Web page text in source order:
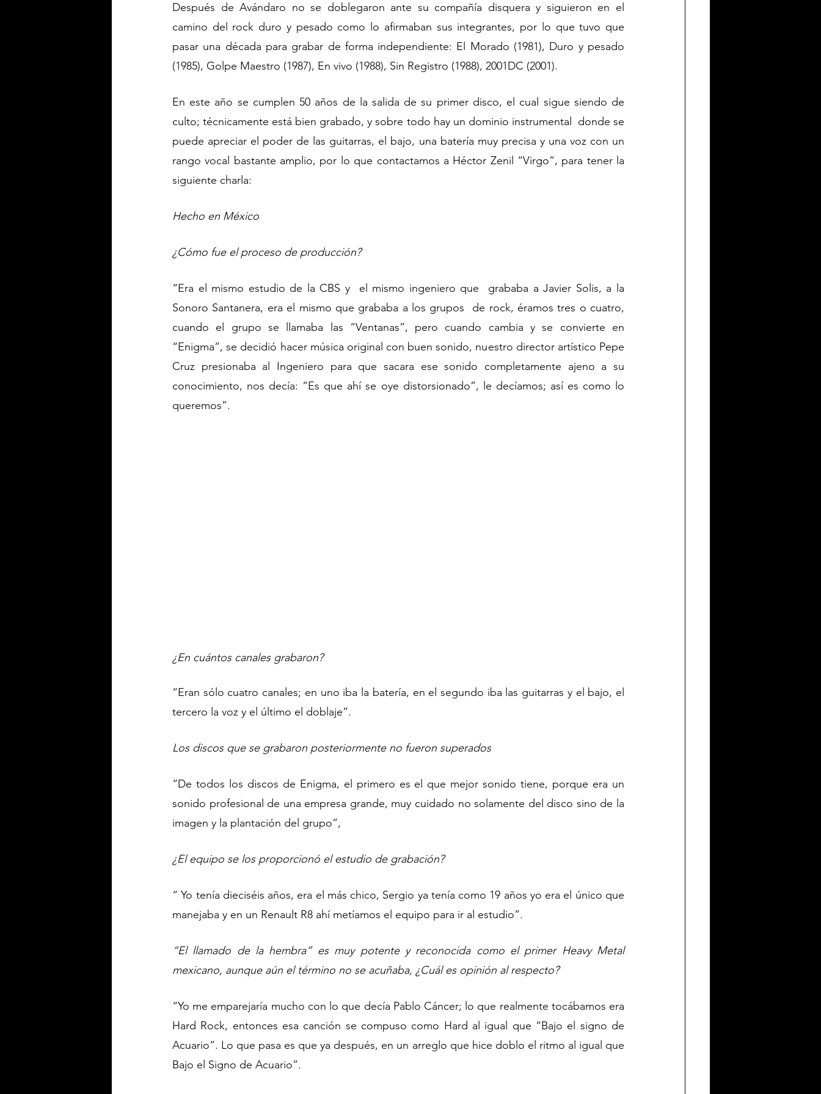
Después de Avándaro no se doblegaron ante su compañía disquera y siguieron en el
camino del rock duro y pesado como lo afirmaban sus integrantes, por lo que tuvo que
pasar una década para grabar de forma independiente: El Morado (1981), Duro y pesado
(1985), Golpe Maestro (1987), En vivo (1988), Sin Registro (1988), 2001DC (2001).
En este año se cumplen 50 años de la salida de su primer disco, el cual sigue siendo de
culto; técnicamente está bien grabado, y sobre todo hay un dominio instrumental  donde se
puede apreciar el poder de las guitarras, el bajo, una batería muy precisa y una voz con un
rango vocal bastante amplio, por lo que contactamos a Héctor Zenil “Virgo”, para tener la
siguiente charla:
Hecho en México
¿Cómo fue el proceso de producción?
“Era el mismo estudio de la CBS y  el mismo ingeniero que  grababa a Javier Solis, a la
Sonoro Santanera, era el mismo que grababa a los grupos  de rock, éramos tres o cuatro,
cuando el grupo se llamaba las “Ventanas”, pero cuando cambia y se convierte en
“Enigma”, se decidió hacer música original con buen sonido, nuestro director artístico Pepe
Cruz presionaba al Ingeniero para que sacara ese sonido completamente ajeno a su
conocimiento, nos decía: “Es que ahí se oye distorsionado”, le decíamos; así es como lo
queremos”.
¿En cuántos canales grabaron?
“Eran sólo cuatro canales; en uno iba la batería, en el segundo iba las guitarras y el bajo, el
tercero la voz y el último el doblaje”.
Los discos que se grabaron posteriormente no fueron superados
“De todos los discos de Enigma, el primero es el que mejor sonido tiene, porque era un
sonido profesional de una empresa grande, muy cuidado no solamente del disco sino de la
imagen y la plantación del grupo”,
¿El equipo se los proporcionó el estudio de grabación?
“ Yo tenía dieciséis años, era el más chico, Sergio ya tenía como 19 años yo era el único que
manejaba y en un Renault R8 ahí metíamos el equipo para ir al estudio”.
“El llamado de la hembra” es muy potente y reconocida como el primer Heavy Metal
mexicano, aunque aún el término no se acuñaba, ¿Cuál es opinión al respecto?
“Yo me emparejaría mucho con lo que decía Pablo Cáncer; lo que realmente tocábamos era
Hard Rock, entonces esa canción se compuso como Hard al igual que “Bajo el signo de
Acuario”. Lo que pasa es que ya después, en un arreglo que hice doblo el ritmo al igual que
Bajo el Signo de Acuario”.